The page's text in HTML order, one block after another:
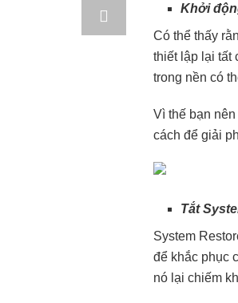
Khởi
Có thể thấy
thiết lập lại tất
trong nền có
Vì thế bạn
cách để giải
Tắt
System
để khắc phục
nó lại chiếm